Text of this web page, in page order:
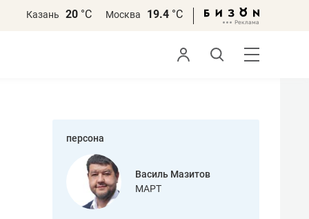
Казань 20 °С Москва 19.4 °С
персона
Василь Мазитов
МАРТ